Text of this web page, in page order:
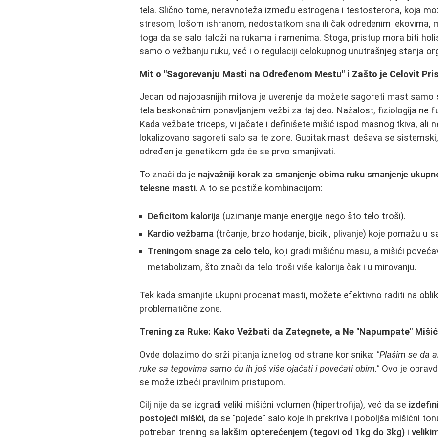
tela. Slično tome, neravnoteža između estrogena i testosterona, koja
stresom, lošom ishranom, nedostatkom sna ili čak odredenim lekovima,
toga da se salo taloži na rukama i ramenima. Stoga, pristup mora biti
samo o vežbanju ruku, već i o regulaciji celokupnog unutrašnjeg stanja
Mit o "Sagorevanju Masti na Određenom Mestu" i Zašto je Celovit
Jedan od najopasnijih mitova je uverenje da možete sagoreti mast samo
tela beskonačnim ponavljanjem vežbi za taj deo. Nažalost, fiziologija ne
Kada vežbate triceps, vi jačate i definišete mišić ispod masnog tkiva, ali
lokalizovano sagoreti salo sa te zone. Gubitak masti dešava se
određen je genetikom gde će se prvo smanjivati.
To znači da je najvažniji korak za smanjenje obima ruku smanjenje
telesne masti. A to se postiže kombinacijom:
Deficitom kalorija (uzimanje manje energije nego što telo troši).
Kardio vežbama (trčanje, brzo hodanje, bicikl, plivanje) koje pomažu u
Treningom snage za celo telo, koji gradi mišićnu masu, a mišići
metabolizam, što znači da telo troši više kalorija čak i u mirovanju.
Tek kada smanjite ukupni procenat masti, možete efektivno raditi na
problematične zone.
Trening za Ruke: Kako Vežbati da Zategnete, a Ne "Napumpate"
Ovde dolazimo do srži pitanja iznetog od strane korisnika: "Plašim se da
ruke sa tegovima samo ću ih još više ojačati i povećati obim." Ovo je
se može izbeći pravilnim pristupom.
Cilj nije da se izgradi veliki mišićni volumen (hipertrofija), već da se
postojeći mišići, da se "pojede" salo koje ih prekriva i poboljša mišićni
potreban trening sa lakšim opterećenjem (tegovi od 1kg do 3kg) i